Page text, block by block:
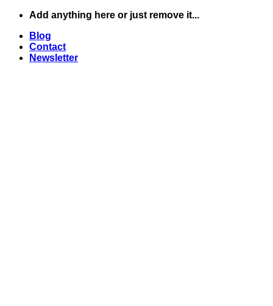
Skip
content
Add anything here or just remove it...
Blog
Contact
Newsletter